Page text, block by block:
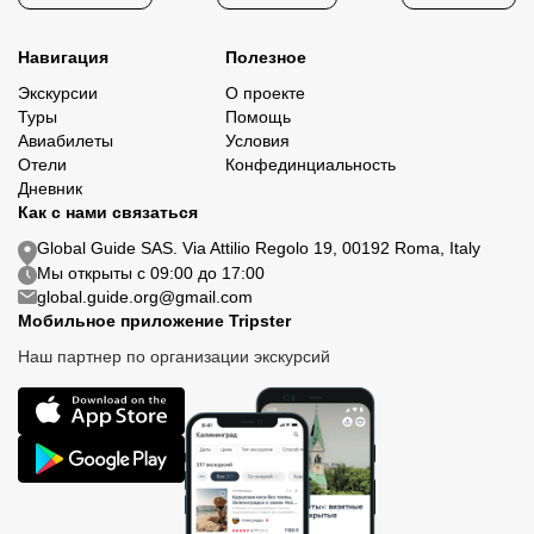
Навигация
Экскурсии
Туры
Авиабилеты
Отели
Дневник
Полезное
О проекте
Помощь
Условия
Конфединциальность
Как с нами связаться
Global Guide SAS. Via Attilio Regolo 19, 00192 Roma, Italy
Мы открыты с 09:00 до 17:00
global.guide.org@gmail.com
Мобильное приложение Tripster
Наш партнер по организации экскурсий